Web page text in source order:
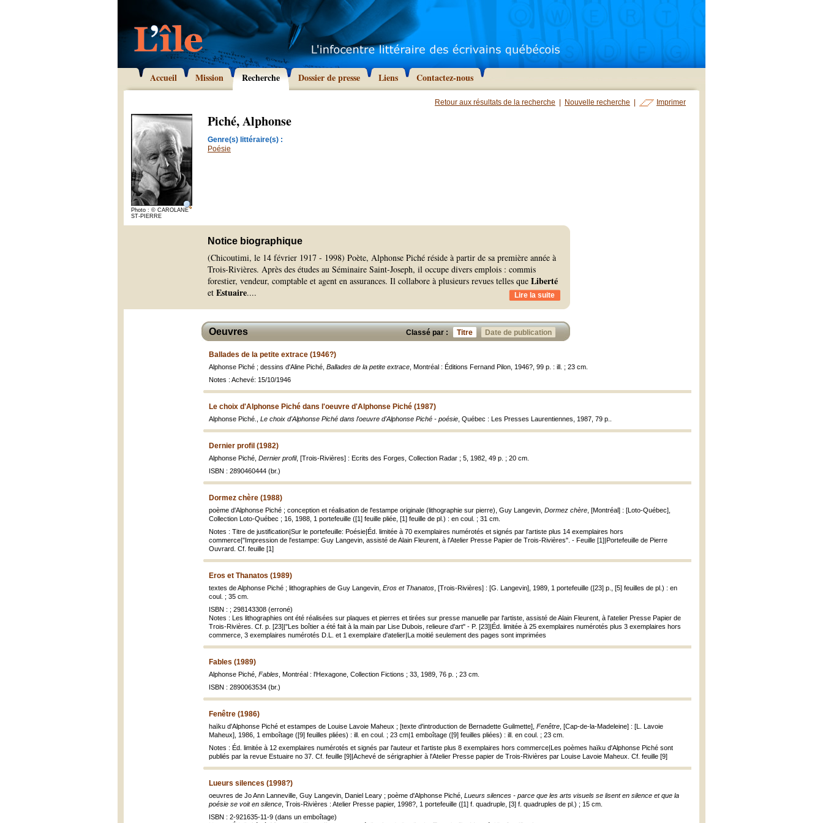
Accueil Mission Recherche Dossier de presse Liens Contactez-nous
Retour aux résultats de la recherche Nouvelle recherche Imprimer
Photo : © CAROLANE
ST-PIERRE
Piché, Alphonse
Genre(s) littéraire(s) :
Poésie
Notice biographique
(Chicoutimi, le 14 février 1917 - 1998) Poète, Alphonse Piché réside à partir de sa première année à
Trois-Rivières. Après des études au Séminaire Saint-Joseph, il occupe divers emplois : commis
forestier, vendeur, comptable et agent en assurances. Il collabore à plusieurs revues telles que Liberté
et Estuaire.... Lire la suite
Classé par : Titre Date de publication
Oeuvres
Ballades de la petite extrace (1946?)
Alphonse Piché ; dessins d'Aline Piché, Ballades de la petite extrace , Montréal : Éditions Fernand Pilon, 1946?, 99 p. : ill. ; 23 cm.
Notes : Achevé: 15/10/1946
Le choix d'Alphonse Piché dans l'oeuvre d'Alphonse Piché (1987)
Alphonse Piché., Le choix d'Alphonse Piché dans l'oeuvre d'Alphonse Piché - poésie , Québec : Les Presses Laurentiennes, 1987, 79 p..
Dernier profil (1982)
Alphonse Piché, Dernier profil, [Trois-Rivières] : Ecrits des Forges, Collection Radar ; 5, 1982, 49 p. ; 20 cm.
ISBN : 2890460444 (br.)
Dormez chère (1988)
poème d'Alphonse Piché ; conception et réalisation de l'estampe originale (lithographie sur pierre), Guy Langevin, Dormez chère , [Montréal] : [Loto-Québec],
Collection Loto-Québec ; 16, 1988, 1 portefeuille ([1] feuille pliée, [1] feuille de pl.) : en coul. ; 31 cm.
Notes : Titre de justification|Sur le portefeuille: Poésie|Éd. limitée à 70 exemplaires numérotés et signés par l'artiste plus 14 exemplaires hors
commerce|"Impression de l'estampe: Guy Langevin, assisté de Alain Fleurent, à l'Atelier Presse Papier de Trois-Rivières". - Feuille [1]|Portefeuille de Pierre
Ouvrard. Cf. feuille [1]
Eros et Thanatos (1989)
textes de Alphonse Piché ; lithographies de Guy Langevin, Eros et Thanatos , [Trois-Rivières] : [G. Langevin], 1989, 1 portefeuille ([23] p., [5] feuilles de pl.) : en
coul. ; 35 cm.
ISBN : ; 298143308 (erroné)
Notes : Les lithographies ont été réalisées sur plaques et pierres et tirées sur presse manuelle par l'artiste, assisté de Alain Fleurent, à l'atelier Presse Papier de
Trois-Rivières. Cf. p. [23]|"Les boîtier a été fait à la main par Lise Dubois, relieure d'art" - P. [23]|Éd. limitée à 25 exemplaires numérotés plus 3 exemplaires hors
commerce, 3 exemplaires numérotés D.L. et 1 exemplaire d'atelier|La moitié seulement des pages sont imprimées
Fables (1989)
Alphonse Piché, Fables , Montréal : l'Hexagone, Collection Fictions ; 33, 1989, 76 p. ; 23 cm.
ISBN : 2890063534 (br.)
Fenêtre (1986)
haïku d'Alphonse Piché et estampes de Louise Lavoie Maheux ; [texte d'introduction de Bernadette Guilmette], Fenêtre , [Cap-de-la-Madeleine] : [L. Lavoie
Maheux], 1986, 1 emboîtage ([9] feuilles pliées) : ill. en coul. ; 23 cm|1 emboîtage ([9] feuilles pliées) : ill. en coul. ; 23 cm.
Notes : Éd. limitée à 12 exemplaires numérotés et signés par l'auteur et l'artiste plus 8 exemplaires hors commerce|Les poèmes haïku d'Alphonse Piché sont
publiés par la revue Estuaire no 37. Cf. feuille [9]|Achevé de sérigraphier à l'Atelier Presse papier de Trois-Rivières par Louise Lavoie Maheux. Cf. feuille [9]
Lueurs silences (1998?)
oeuvres de Jo Ann Lanneville, Guy Langevin, Daniel Leary ; poème d'Alphonse Piché, Lueurs silences - parce que les arts visuels se lisent en silence et que la
poésie se voit en silence , Trois-Rivières : Atelier Presse papier, 1998?, 1 portefeuille ([1] f. quadruple, [3] f. quadruples de pl.) ; 15 cm.
ISBN : 2-921635-11-9 (dans un emboîtage)